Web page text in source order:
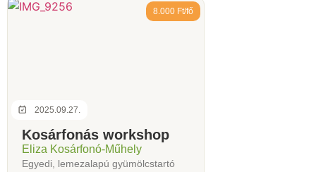
2025.09.27.
8.000 Ft/fő
Kosárfonás workshop
Eliza Kosárfonó-Műhely
Egyedi, lemezalapú gyümölcstartó